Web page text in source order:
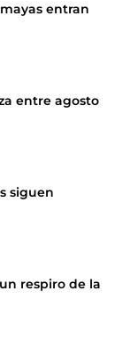
entran
entre agosto
siguen
respiro de la